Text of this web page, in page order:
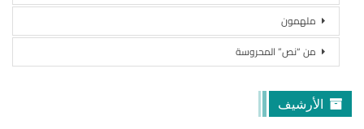
ملهمون
من “نص” المحروسة
الأرشيف